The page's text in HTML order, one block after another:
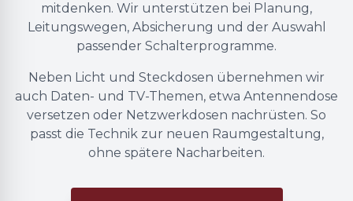
mitdenken. Wir unterstützen bei Planung,
Leitungswegen, Absicherung und der Auswahl
passender Schalterprogramme.
Neben Licht und Steckdosen übernehmen wir
auch Daten- und TV-Themen, etwa Antennendose
versetzen oder Netzwerkdosen nachrüsten. So
passt die Technik zur neuen Raumgestaltung,
ohne spätere Nacharbeiten.